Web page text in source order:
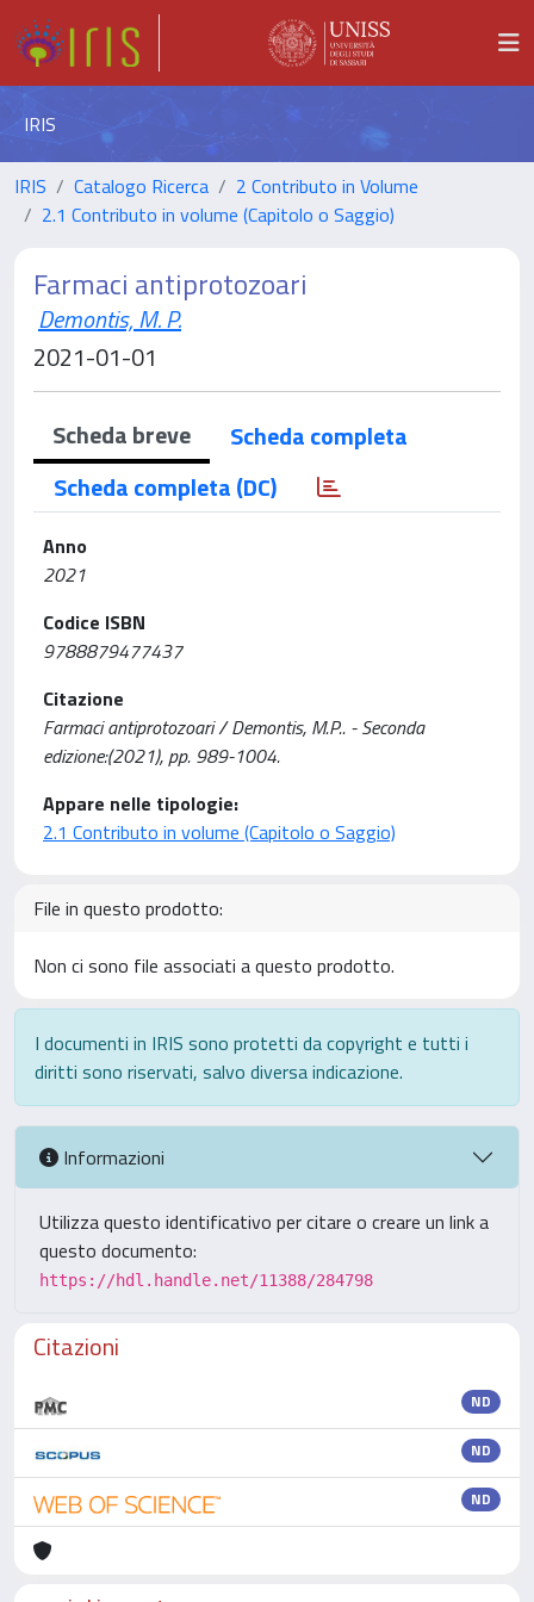
IRIS
IRIS Catalogo Ricerca
2 Contributo in Volume
2.1 Contributo in volume (Capitolo o Saggio)
Farmaci antiprotozoari
Demontis, M. P.
2021-01-01
Scheda breve
Scheda completa
Scheda completa (DC)
Anno
2021
Codice ISBN
9788879477437
Citazione
Farmaci antiprotozoari / Demontis, M.P.. - Seconda
edizione:(2021), pp. 989-1004.
Appare nelle tipologie:
2.1 Contributo in volume (Capitolo o Saggio)
File in questo prodotto:
Non ci sono file associati a questo prodotto.
I documenti in IRIS sono protetti da copyright e tutti i
diritti sono riservati, salvo diversa indicazione.
Informazioni
Utilizza questo identificativo per citare o creare un link a
questo documento:
https://hdl.handle.net/11388/284798
Citazioni
ND
ND
ND